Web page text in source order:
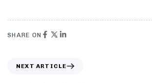
SHARE ON
NEXT ARTICLE